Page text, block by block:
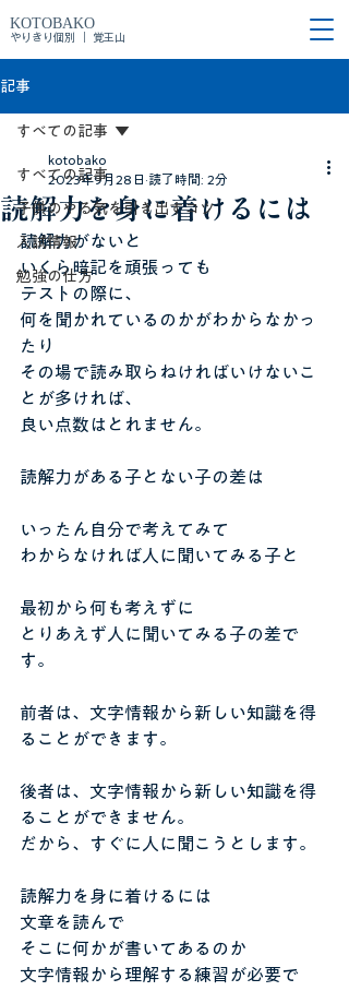
KOTOBAKO
やりきり個別 ｜ 覚王山
記事
すべての記事
子供のやる気を引き出すコツ
入試情報
勉強の仕方
すべての記事
読解力を身に着けるには
kotobako
2023年9月28日 読了時間: 2分
読解力がないと
いくら暗記を頑張っても
テストの際に、
何を聞かれているのかがわからなかっ
たり
その場で読み取らねければいけないこ
とが多ければ、
良い点数はとれません。
読解力がある子とない子の差は
いったん自分で考えてみて
わからなければ人に聞いてみる子と
最初から何も考えずに
とりあえず人に聞いてみる子の差で
す。
前者は、文字情報から新しい知識を得
ることができます。
後者は、文字情報から新しい知識を得
ることができません。
だから、すぐに人に聞こうとします。
読解力を身に着けるには
文章を読んで
そこに何かが書いてあるのか
文字情報から理解する練習が必要で